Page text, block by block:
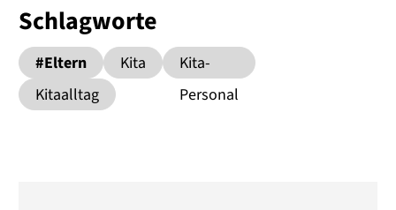
Schlagworte
#Eltern Kita
Kita-
Personal
Kitaalltag